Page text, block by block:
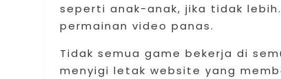
seperti anak-anak, jika tidak
permainan video panas.
Tidak semua game bekerja di
menyigi letak website yang